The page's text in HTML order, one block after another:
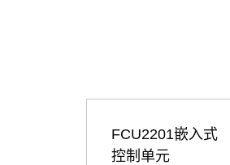
FCU2201嵌入式
控制单元